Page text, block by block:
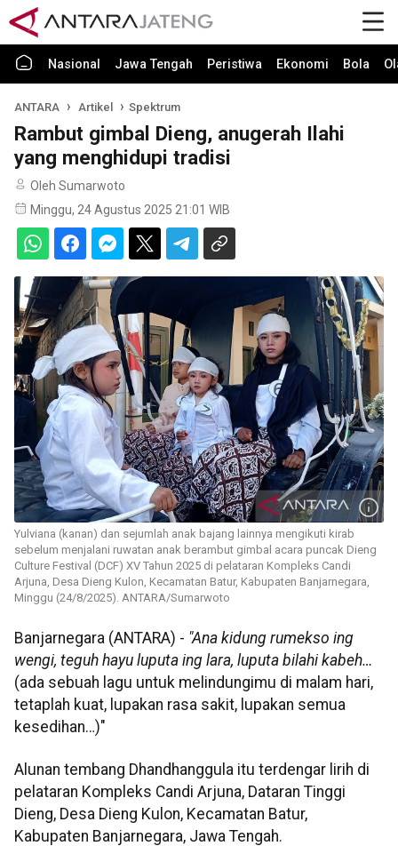
Nasional Jawa Tengah Peristiwa Ekonomi Bola
ANTARA Artikel Spektrum
Rambut gimbal Dieng, anugerah Ilahi
yang menghidupi tradisi
Oleh Sumarwoto
Minggu, 24 Agustus 2025 21:01 WIB
Yulviana (kanan) dan sejumlah anak bajang lainnya mengikuti kirab
sebelum menjalani ruwatan anak berambut gimbal acara puncak Dieng
Culture Festival (DCF) XV Tahun 2025 di pelataran Kompleks Candi
Arjuna, Desa Dieng Kulon, Kecamatan Batur, Kabupaten Banjarnegara,
Minggu (24/8/2025). ANTARA/Sumarwoto
Banjarnegara (ANTARA) - "Ana kidung rumekso ing
wengi, teguh hayu luputa ing lara, luputa bilahi kabeh…
(ada sebuah lagu untuk melindungimu di malam hari,
tetaplah kuat, lupakan rasa sakit, lupakan semua
kesedihan…)"
Alunan tembang Dhandhanggula itu terdengar lirih di
pelataran Kompleks Candi Arjuna, Dataran Tinggi
Dieng, Desa Dieng Kulon, Kecamatan Batur,
Kabupaten Banjarnegara, Jawa Tengah.